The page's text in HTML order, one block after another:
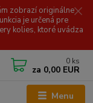
zobrazí originálne
je určená pre
kolies, ktoré uvádza
Menu
0 ks
za 0,00 EUR